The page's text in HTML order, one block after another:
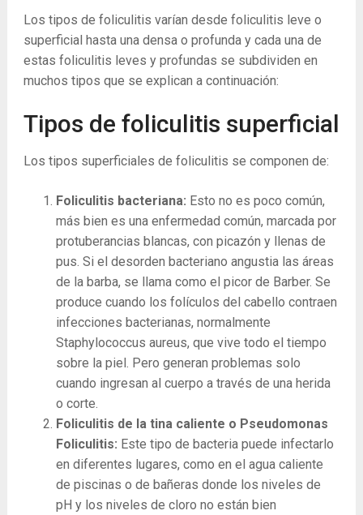
Los tipos de foliculitis varían desde foliculitis leve o
superficial hasta una densa o profunda y cada una de
estas foliculitis leves y profundas se subdividen en
muchos tipos que se explican a continuación:
Tipos de foliculitis superficial
Los tipos superficiales de foliculitis se componen de:
Foliculitis bacteriana: Esto no es poco común,
más bien es una enfermedad común, marcada por
protuberancias blancas, con picazón y llenas de
pus. Si el desorden bacteriano angustia las áreas
de la barba, se llama como el picor de Barber. Se
produce cuando los folículos del cabello contraen
infecciones bacterianas, normalmente
Staphylococcus aureus, que vive todo el tiempo
sobre la piel. Pero generan problemas solo
cuando ingresan al cuerpo a través de una herida
o corte.
Foliculitis de la tina caliente o Pseudomonas
Foliculitis: Este tipo de bacteria puede infectarlo
en diferentes lugares, como en el agua caliente
de piscinas o de bañeras donde los niveles de
pH y los niveles de cloro no están bien